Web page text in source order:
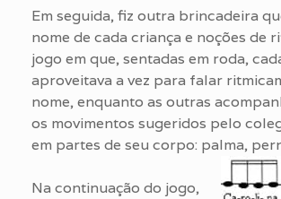
Em seguida, fiz outra brincadeira
nome de cada criança e noções de
jogo em que, sentadas em roda,
aproveitava a vez para falar
nome, enquanto as outras
os movimentos sugeridos pelo
em partes de seu corpo: palma,
Na continuação do jogo,